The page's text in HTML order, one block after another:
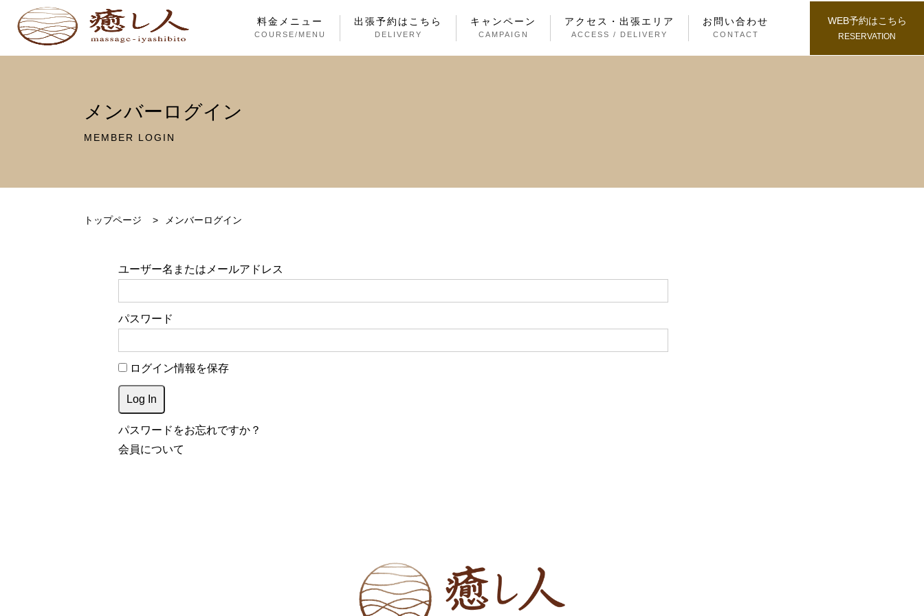
料金メニュー
COURSE/MENU
出張予約はこちら
DELIVERY
キャンペーン
CAMPAIGN
アクセス・出張エリア
ACCESS / DELIVERY
お問い合わせ
CONTACT
WEB予約はこちら
RESERVATION
メンバーログイン
MEMBER LOGIN
トップページ > メンバーログイン
ユーザー名またはメールアドレス
パスワード
ログイン情報を保存
パスワードをお忘れですか？
会員について